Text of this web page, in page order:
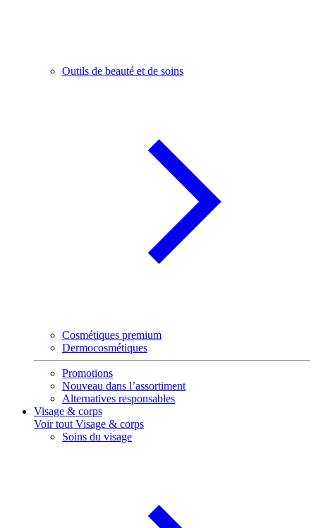
Outils de beauté et de soins
Cosmétiques premium
Dermocosmétiques
Promotions
Nouveau dans l’assortiment
Alternatives responsables
Visage & corps
Voir tout Visage & corps
Soins du visage